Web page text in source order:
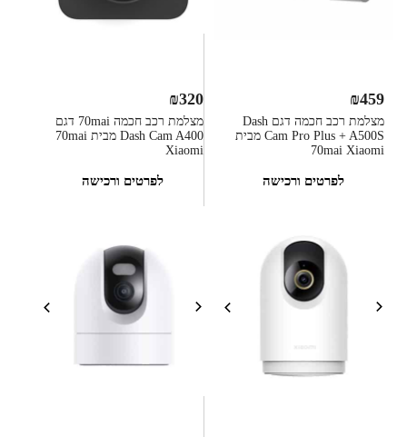
מצלמת רכב חכמה דגם Dash
Cam Pro Plus + A500S מבית
70mai Xiaomi
₪459
לפרטים ורכישה
מצלמת רכב חכמה 70mai דגם
Dash Cam A400 מבית 70mai
Xiaomi
₪320
לפרטים ורכישה